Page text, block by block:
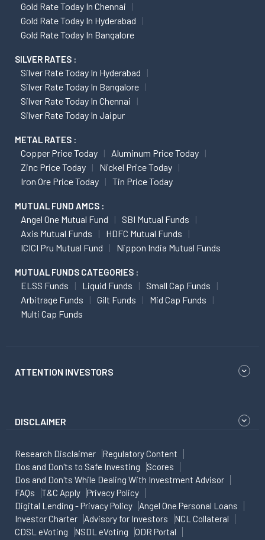
Gold Rate Today In Chennai
Gold Rate Today In Hyderabad
Gold Rate Today In Bangalore
SILVER RATES :
Silver Rate Today In Hyderabad
Silver Rate Today In Bangalore
Silver Rate Today In Chennai
Silver Rate Today In Jaipur
METAL RATES :
Copper Price Today
Aluminum Price Today
Zinc Price Today
Nickel Price Today
Iron Ore Price Today
Tin Price Today
MUTUAL FUND AMCS :
Angel One Mutual Fund
SBI Mutual Funds
Axis Mutual Funds
HDFC Mutual Funds
ICICI Pru Mutual Fund
Nippon India Mutual Funds
MUTUAL FUNDS CATEGORIES :
ELSS Funds Liquid Funds
Small Cap Funds
Arbitrage Funds
Gilt Funds
Mid Cap Funds
Multi Cap Funds
ATTENTION INVESTORS
DISCLAIMER
Research Disclaimer
Regulatory Content
Dos and Don'ts to Safe Investing
Scores
Dos and Don'ts While Dealing With Investment Advisor
FAQs
T&C Apply
Privacy Policy
Digital Lending - Privacy Policy
Angel One Personal Loans
Investor Charter
Advisory for Investors
NCL Collateral
CDSL eVoting
NSDL eVoting
ODR Portal